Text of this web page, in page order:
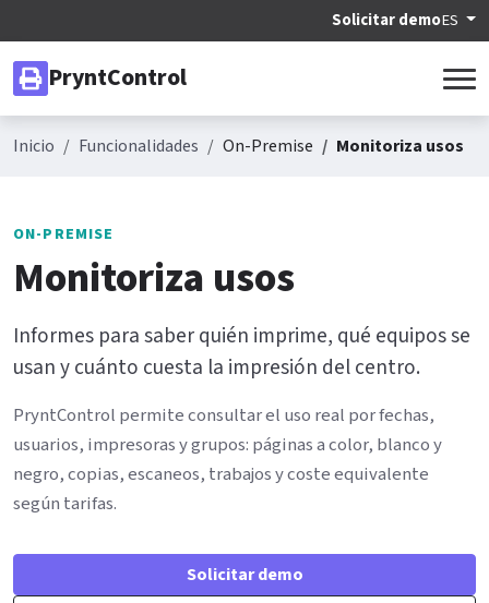
Solicitar demoES
PryntControl
Inicio Funcionalidades On-Premise Monitoriza usos
ON-PREMISE
Monitoriza usos
Informes para saber quién imprime, qué equipos se
usan y cuánto cuesta la impresión del centro.
PryntControl permite consultar el uso real por fechas,
usuarios, impresoras y grupos: páginas a color, blanco y
negro, copias, escaneos, trabajos y coste equivalente
según tarifas.
Solicitar demo